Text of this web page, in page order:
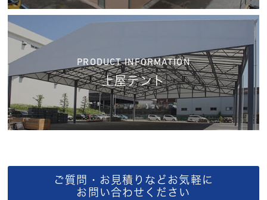
PRODUCT INFORMATION
上屋テント
ご質問・お見積りなどお気軽に
お問い合わせください